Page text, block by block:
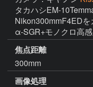
タカハシEM-
Nikon300mmF4ED
焦点距離
300mm
画像処理